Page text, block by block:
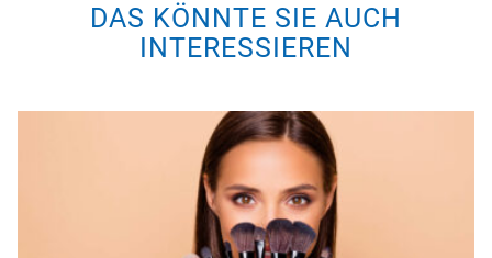
DAS KÖNNTE SIE AUCH
INTERESSIEREN